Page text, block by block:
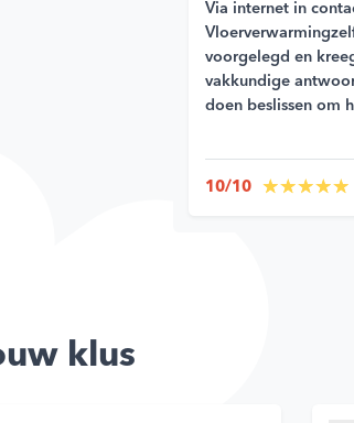
Via internet in
voorgelegd en
vakkundige
doen beslissen om
10/10
klus